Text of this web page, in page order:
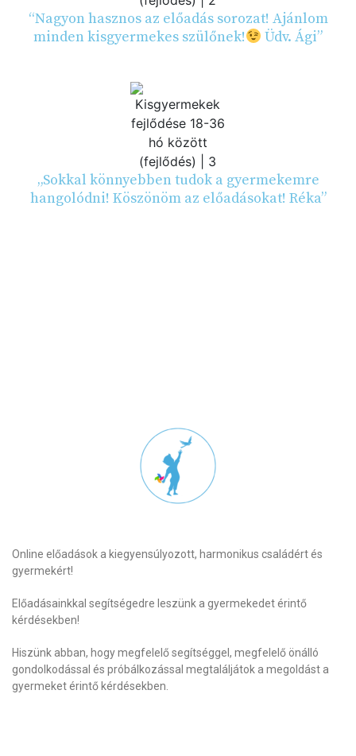
“Nagyon hasznos az előadás sorozat! Ajánlom
minden kisgyermekes szülőnek!
Üdv. Ági”
„Sokkal könnyebben tudok a gyermekemre
hangolódni! Köszönöm az előadásokat! Réka”
Online előadások a kiegyensúlyozott, harmonikus családért és
gyermekért!
Előadásainkkal segítségedre leszünk a gyermekedet érintő
kérdésekben!
Hiszünk abban, hogy megfelelő segítséggel, megfelelő önálló
gondolkodással és próbálkozással megtaláljátok a megoldást a
gyermeket érintő kérdésekben.